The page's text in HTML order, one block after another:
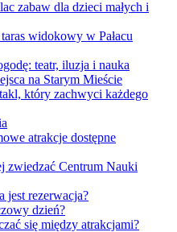
zabaw dla dzieci małych i
widokowy w Pałacu
teatr, iluzja i nauka
na Starym Mieście
który zachwyci każdego
atrakcje dostępne
zwiedzać Centrum Nauki
jest rezerwacja?
dzień?
się między atrakcjami?